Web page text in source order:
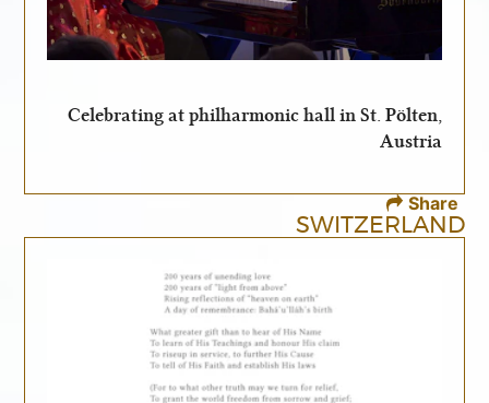
Celebrating at philharmonic hall in St. Pölten,
Austria
Share
SWITZERLAND